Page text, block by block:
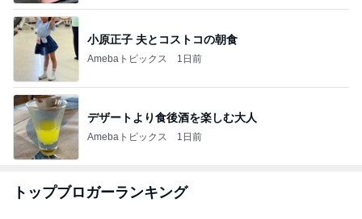
小原正子 夫とコストコの朝食
Amebaトピックス 1日前
デザートより食後酒を楽しむ大人
Amebaトピックス 1日前
トップブロガーランキング